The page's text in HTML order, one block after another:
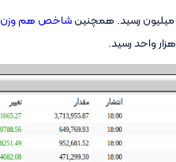
شاخص هم وزن